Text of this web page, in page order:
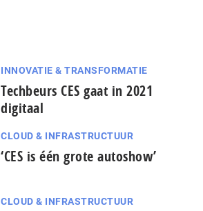
INNOVATIE & TRANSFORMATIE
Techbeurs CES gaat in 2021
digitaal
CLOUD & INFRASTRUCTUUR
‘CES is één grote autoshow’
CLOUD & INFRASTRUCTUUR